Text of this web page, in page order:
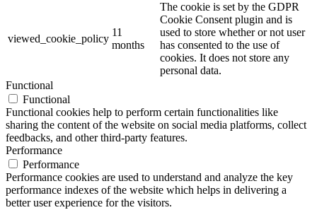
viewed_cookie_policy
11
months
The cookie is set by the GDPR
Cookie Consent plugin and is
used to store whether or not user
has consented to the use of
cookies. It does not store any
personal data.
Functional
Functional
Functional cookies help to perform certain functionalities like
sharing the content of the website on social media platforms, collect
feedbacks, and other third-party features.
Performance
Performance
Performance cookies are used to understand and analyze the key
performance indexes of the website which helps in delivering a
better user experience for the visitors.